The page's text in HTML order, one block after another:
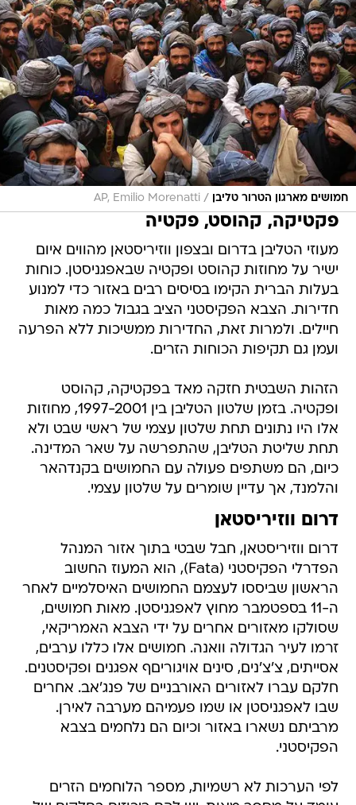
חמושים מארגון הטרור טליבן /
AP, Emilio Morenatti
פקטיקה, קהוסט, פקטיה
מעוזי הטליבן בדרום ובצפון ווזיריסטאן מהווים איום
ישיר על מחוזות קהוסט ופקטיה שבאפגניסטן. כוחות
בעלות הברית הקימו בסיסים רבים באזור כדי למנוע
חדירות. הצבא הפקיסטני הציב בגבול כמה מאות
חיילים. ולמרות זאת, החדירות ממשיכות ללא הפרעה
ועמן גם תקיפות הכוחות הזרים.
הזהות השבטית חזקה מאד בפקטיקה, קהוסט
ופקטיה. בזמן שלטון הטליבן בין 1997-2001, מחוזות
אלו היו נתונים תחת שלטון עצמי של ראשי שבט ולא
תחת שליטת הטליבן, שהתפרשה על שאר המדינה.
כיום, הם משתפים פעולה עם החמושים בקנדהאר
והלמנד, אך עדיין שומרים על שלטון עצמי.
דרום ווזיריסטאן
דרום ווזיריסטאן, חבל שבטי בתוך אזור המנהל
הפדרלי הפקיסטני (Fata), הוא המעוז החשוב
הראשון שביססו לעצמם החמושים האיסלמיים לאחר
ה-11 בספטמבר מחוץ לאפגניסטן. מאות חמושים,
שסולקו מאזורים אחרים על ידי הצבא האמריקאי,
זרמו לעיר הגדולה וואנה. חמושים אלו כללו ערבים,
אסייתים, צ'צ'נים, סינים אויגוריםף אפגנים ופקיסטנים.
חלקם עברו לאזורים האורבניים של פנג'אב. אחרים
שבו לאפגניסטן או שמו פעמיהם מערבה לאירן.
מרביתם נשארו באזור וכיום הם נלחמים בצבא
הפקיסטני.
לפי הערכות לא רשמיות, מספר הלוחמים הזרים